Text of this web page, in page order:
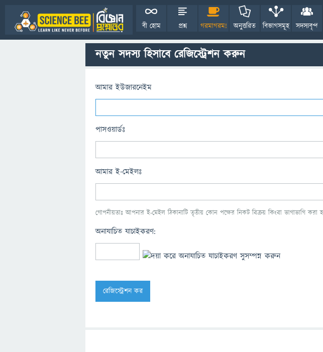
বী হোম প্রশ্ন গরমাগরম! অনুত্তরিত বিভাগসমূহ সদস্যবৃন্দ
নতুন সদস্য হিসাবে রেজিস্ট্রেশন করুন
আমার ইউজারনেইম
পাসওয়ার্ডঃ
আমার ই-মেইলঃ
গোপনীয়তাঃ আপনার ই-মেইল ঠিকানাটি তৃতীয় কোন পক্ষের নিকট বিক্রয় কিংবা ভাগাভাগি করা
অনাযাচিত যাচাইকরণ: